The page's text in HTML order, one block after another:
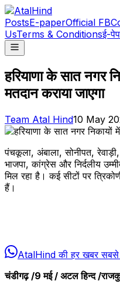
PostsE-paperOfficial FB
UsTerms & Conditionsई-
हरियाणा के सात नगर
मतदान कराया जाएगा
Team Atal Hind10 May
पंचकूला, अंबाला, सोनीपत,
भाजपा, कांग्रेस और निर्दलीय
मिल रहा है। कई सीटों पर
हैं।
AtalHind की हर खबर
चंडीगढ़ /9 मई / अटल हिन्द /